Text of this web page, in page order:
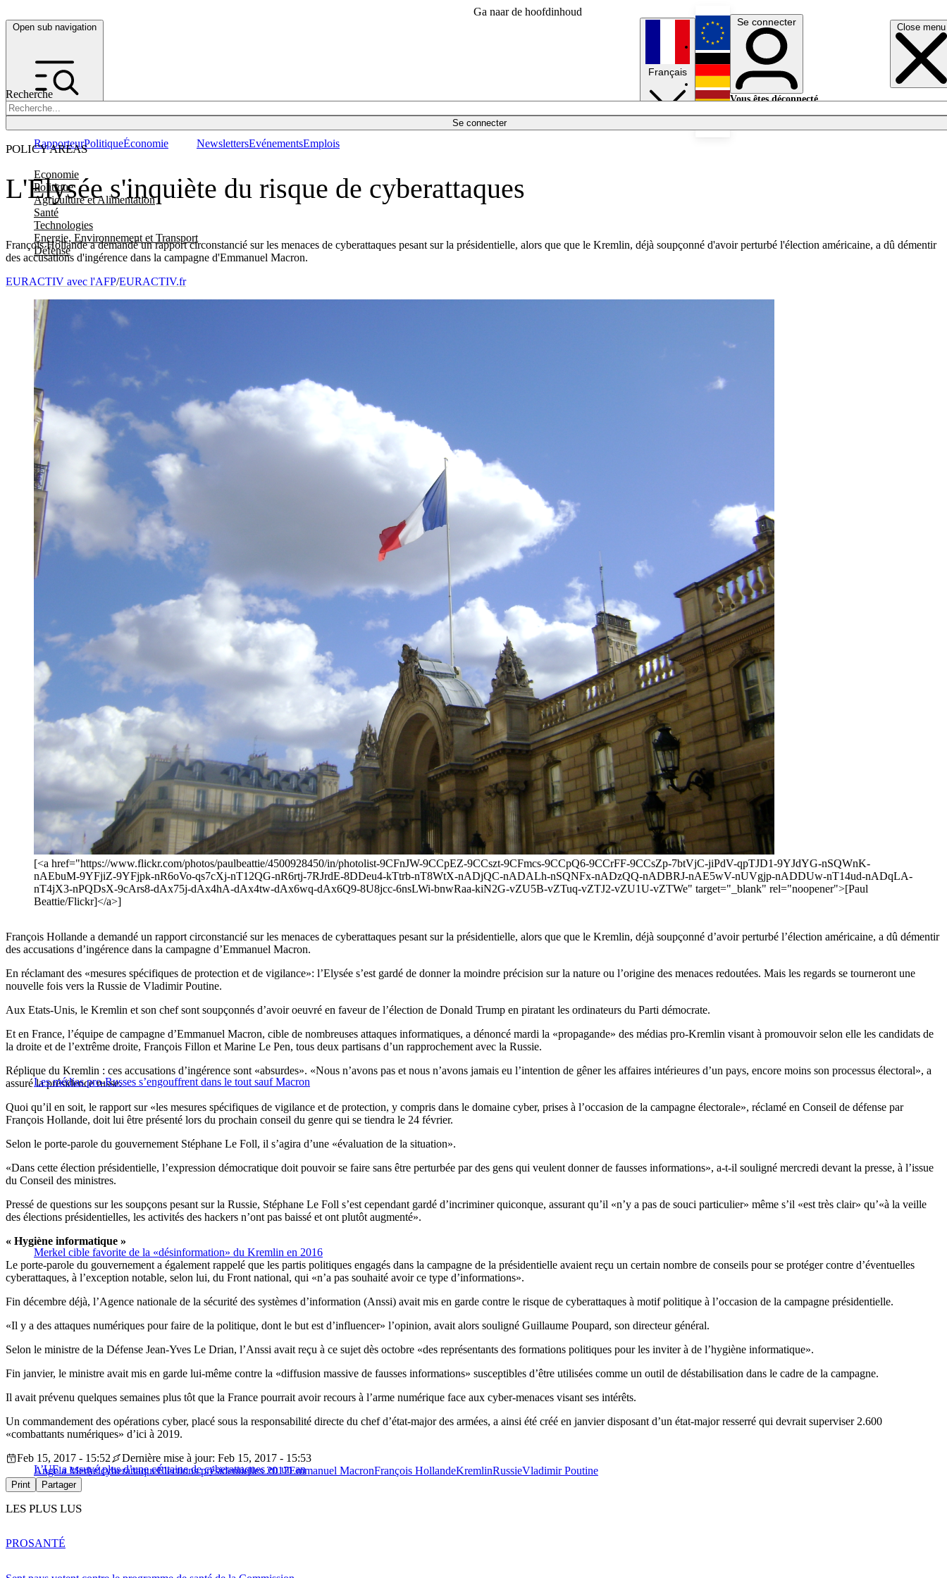
Ga naar de hoofdinhoud
Open sub navigation Close menu
Recherche
Se connecter
POLICY AREAS
Economie
Politique
Agriculture et Alimentation
Santé
Technologies
Energie, Environnement et Transport
Défense
RapporteurPolitiqueÉconomie NewslettersEvénementsEmplois
Français
English
Deutsch
Se connecter
Vous êtes déconnecté.
L'Elysée s'inquiète du risque de cyberattaques
François Hollande a demandé un rapport circonstancié sur les menaces de cyberattaques pesant sur la présidentielle, alors que que le Kremlin, déjà soupçonné d'avoir perturbé l'élection américaine, a dû démentir
des accusations d'ingérence dans la campagne d'Emmanuel Macron.
EURACTIV avec l'AFP/EURACTIV.fr
[<a href="https://www.flickr.com/photos/paulbeattie/4500928450/in/photolist-9CFnJW-9CCpEZ-9CCszt-9CFmcs-9CCpQ6-9CCrFF-9CCsZp-7btVjC-jiPdV-qpTJD1-9YJdYG-nSQWnK-
nAEbuM-9YFjiZ-9YFjpk-nR6oVo-qs7cXj-nT12QG-nR6rtj-7RJrdE-8DDeu4-kTtrb-nT8WtX-nADjQC-nADALh-nSQNFx-nADzQQ-nADBRJ-nAE5wV-nUVgjp-nADDUw-nT14ud-nADqLA-
nT4jX3-nPQDsX-9cArs8-dAx75j-dAx4hA-dAx4tw-dAx6wq-dAx6Q9-8U8jcc-6nsLWi-bnwRaa-kiN2G-vZU5B-vZTuq-vZTJ2-vZU1U-vZTWe" target="_blank" rel="noopener">[Paul
Beattie/Flickr]</a>]
François Hollande a demandé un rapport circonstancié sur les menaces de cyberattaques pesant sur la présidentielle, alors que que le Kremlin, déjà soupçonné d’avoir perturbé l’élection américaine, a dû démentir
des accusations d’ingérence dans la campagne d’Emmanuel Macron.
En réclamant des «mesures spécifiques de protection et de vigilance»: l’Elysée s’est gardé de donner la moindre précision sur la nature ou l’origine des menaces redoutées. Mais les regards se tourneront une
nouvelle fois vers la Russie de Vladimir Poutine.
Aux Etats-Unis, le Kremlin et son chef sont soupçonnés d’avoir oeuvré en faveur de l’élection de Donald Trump en piratant les ordinateurs du Parti démocrate.
Et en France, l’équipe de campagne d’Emmanuel Macron, cible de nombreuses attaques informatiques, a dénoncé mardi la «propagande» des médias pro-Kremlin visant à promouvoir selon elle les candidats de
la droite et de l’extrême droite, François Fillon et Marine Le Pen, tous deux partisans d’un rapprochement avec la Russie.
Les médias pro-Russes s’engouffrent dans le tout sauf Macron
Réplique du Kremlin : ces accusations d’ingérence sont «absurdes». «Nous n’avons pas et nous n’avons jamais eu l’intention de gêner les affaires intérieures d’un pays, encore moins son processus électoral», a
assuré la présidence russe.
Quoi qu’il en soit, le rapport sur «les mesures spécifiques de vigilance et de protection, y compris dans le domaine cyber, prises à l’occasion de la campagne électorale», réclamé en Conseil de défense par
François Hollande, doit lui être présenté lors du prochain conseil du genre qui se tiendra le 24 février.
Selon le porte-parole du gouvernement Stéphane Le Foll, il s’agira d’une «évaluation de la situation».
«Dans cette élection présidentielle, l’expression démocratique doit pouvoir se faire sans être perturbée par des gens qui veulent donner de fausses informations», a-t-il souligné mercredi devant la presse, à l’issue
du Conseil des ministres.
Pressé de questions sur les soupçons pesant sur la Russie, Stéphane Le Foll s’est cependant gardé d’incriminer quiconque, assurant qu’il «n’y a pas de souci particulier» même s’il «est très clair» qu’«à la veille
des élections présidentielles, les activités des hackers n’ont pas baissé et ont plutôt augmenté».
Merkel cible favorite de la «désinformation» du Kremlin en 2016
« Hygiène informatique »
Le porte-parole du gouvernement a également rappelé que les partis politiques engagés dans la campagne de la présidentielle avaient reçu un certain nombre de conseils pour se protéger contre d’éventuelles
cyberattaques, à l’exception notable, selon lui, du Front national, qui «n’a pas souhaité avoir ce type d’informations».
Fin décembre déjà, l’Agence nationale de la sécurité des systèmes d’information (Anssi) avait mis en garde contre le risque de cyberattaques à motif politique à l’occasion de la campagne présidentielle.
«Il y a des attaques numériques pour faire de la politique, dont le but est d’influencer» l’opinion, avait alors souligné Guillaume Poupard, son directeur général.
Selon le ministre de la Défense Jean-Yves Le Drian, l’Anssi avait reçu à ce sujet dès octobre «des représentants des formations politiques pour les inviter à de l’hygiène informatique».
Fin janvier, le ministre avait mis en garde lui-même contre la «diffusion massive de fausses informations» susceptibles d’être utilisées comme un outil de déstabilisation dans le cadre de la campagne.
Il avait prévenu quelques semaines plus tôt que la France pourrait avoir recours à l’arme numérique face aux cyber-menaces visant ses intérêts.
Un commandement des opérations cyber, placé sous la responsabilité directe du chef d’état-major des armées, a ainsi été créé en janvier disposant d’un état-major resserré qui devrait superviser 2.600
«combattants numériques» d’ici à 2019.
L’UE a essuyé plus d’une centaine de cyberattaques en un an
Feb 15, 2017 - 15:52
Dernière mise à jour: Feb 15, 2017 - 15:53
Angela MerkelcyberattaqueÉlections présidentielles 2017Emmanuel MacronFrançois HollandeKremlinRussieVladimir Poutine
Print Partager
LES PLUS LUS
PROSANTÉ